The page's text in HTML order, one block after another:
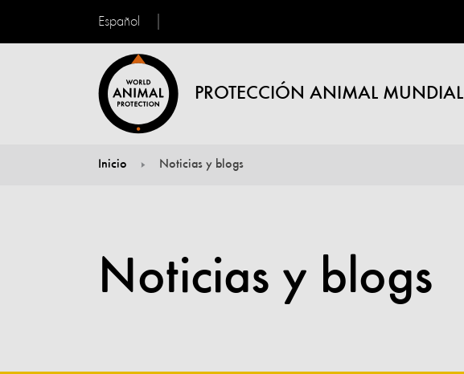
Español
PROTECCIÓN ANIMAL MUNDIAL
Inicio Noticias y blogs
Noticias y blogs